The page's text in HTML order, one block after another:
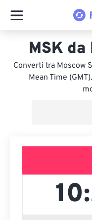
MSK da
Converti tra Moscow
Mean Time